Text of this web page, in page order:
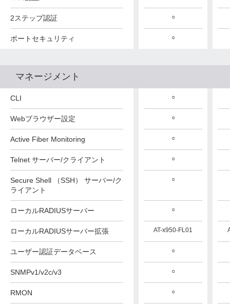
2ステップ認証
ポートセキュリティ
○
○
○
○
マネージメント
CLI
Webブラウザー設定
Active Fiber Monitoring
Telnet サーバー/クライアント
Secure Shell （SSH） サーバー/ク
ライアント
ローカルRADIUSサーバー
ローカルRADIUSサーバー拡張
ユーザー認証データベース
SNMPv1/v2c/v3
RMON
○
○
○
○
○
AT-x950-FL01
○
○
○
○
○
AT-x950-FL01
○
○
○
○
○
○
AT-x950-FL01
○
○
○